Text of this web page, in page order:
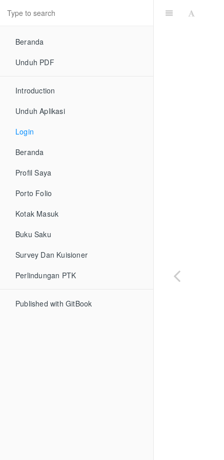
Beranda
Unduh PDF
Introduction
Unduh Aplikasi
Login
Beranda
Profil Saya
Porto Folio
Kotak Masuk
Buku Saku
Survey Dan Kuisioner
Perlindungan PTK
Published with GitBook